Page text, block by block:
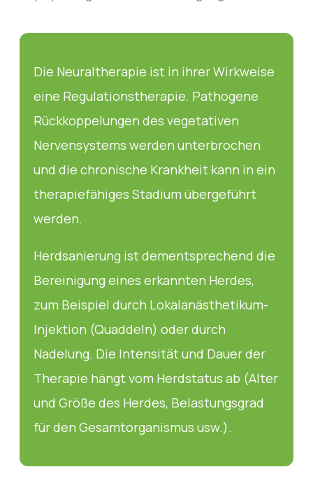
Die Neuraltherapie ist in ihrer Wirkweise
eine Regulationstherapie. Pathogene
Rückkoppelungen des vegetativen
Nervensystems werden unterbrochen
und die chronische Krankheit kann in ein
therapiefähiges Stadium übergeführt
werden.
Herdsanierung ist dementsprechend die
Bereinigung eines erkannten Herdes,
zum Beispiel durch Lokalanästhetikum-
Injektion (Quaddeln) oder durch
Nadelung. Die Intensität und Dauer der
Therapie hängt vom Herdstatus ab (Alter
und Größe des Herdes, Belastungsgrad
für den Gesamtorganismus usw.).